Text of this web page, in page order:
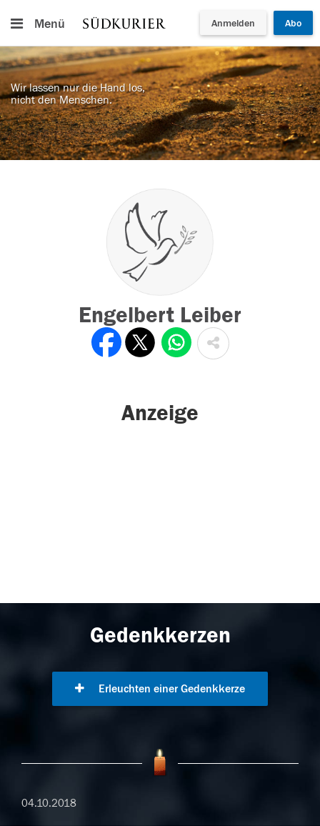
Menü Anmelden Abo
Wir lassen nur die Hand los,
nicht den Menschen.
Engelbert Leiber
Anzeige
Gedenkkerzen
Erleuchten einer Gedenkkerze
04.10.2018